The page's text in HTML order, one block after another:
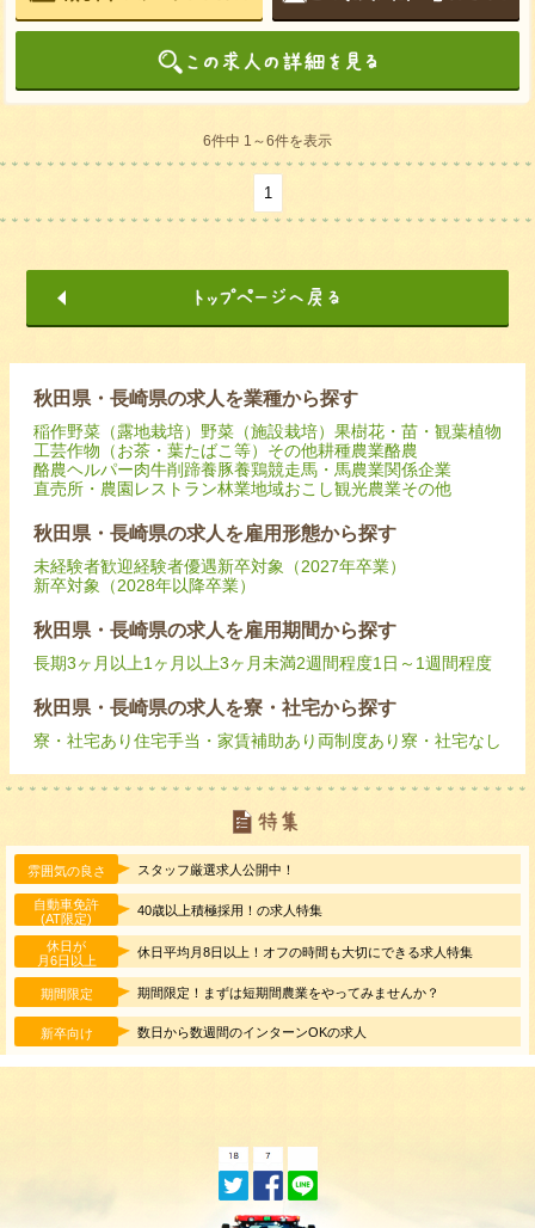
6件中 1～6件を表示
1
秋田県・長崎県の求人を業種から探す
稲作野菜（露地栽培） 野菜（施設栽培） 果樹花・苗・観葉植物
工芸作物（お茶・葉たばこ等） その他耕種農業酪農
酪農ヘルパー肉牛削蹄養豚養鶏競走馬・馬農業関係企業
直売所・農園レストラン林業地域おこし観光農業その他
秋田県・長崎県の求人を雇用形態から探す
未経験者歓迎経験者優遇新卒対象（2027年卒業）
新卒対象（2028年以降卒業）
秋田県・長崎県の求人を雇用期間から探す
長期3ヶ月以上1ヶ月以上3ヶ月未満2週間程度1日～1週間程度
秋田県・長崎県の求人を寮・社宅から探す
寮・社宅あり住宅手当・家賃補助あり 両制度あり寮・社宅なし
雰囲気の良さ スタッフ厳選求人公開中！
自動車免許
(AT限定)
40歳以上積極採用！の求人特集
休日が
月6日以上
休日平均月8日以上！オフの時間も大切にできる求人特集
期間限定 期間限定！まずは短期間農業をやってみませんか？
新卒向け 数日から数週間のインターンOKの求人